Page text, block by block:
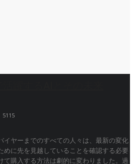
5115
イヤーまでのすべての人々は、最新の変化
めに先を見越していることを確認する必要
て購入する方法は劇的に変わりました。過